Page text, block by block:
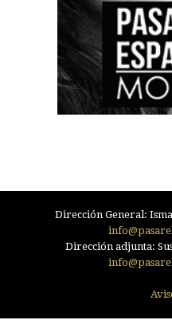
Dirección General:
Dirección adjunta: